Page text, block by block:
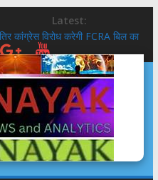
Latest:
कांग्रेस विरोध करेगी FCRA बिल का
के साथ यें कौन-कौन हैं?
में पत्रकार लिंचिंग निंदनीय:
नहीं
हुआ चौकन्ना?